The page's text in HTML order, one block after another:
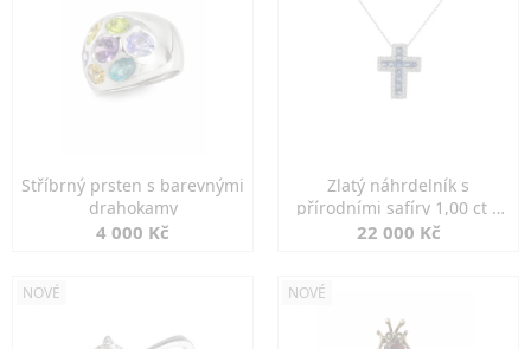
Stříbrný prsten s barevnými
drahokamy
4 000 Kč
Zlatý náhrdelník s
přírodními safíry 1,00 ct a
diamanty
22 000 Kč
NOVÉ NOVÉ